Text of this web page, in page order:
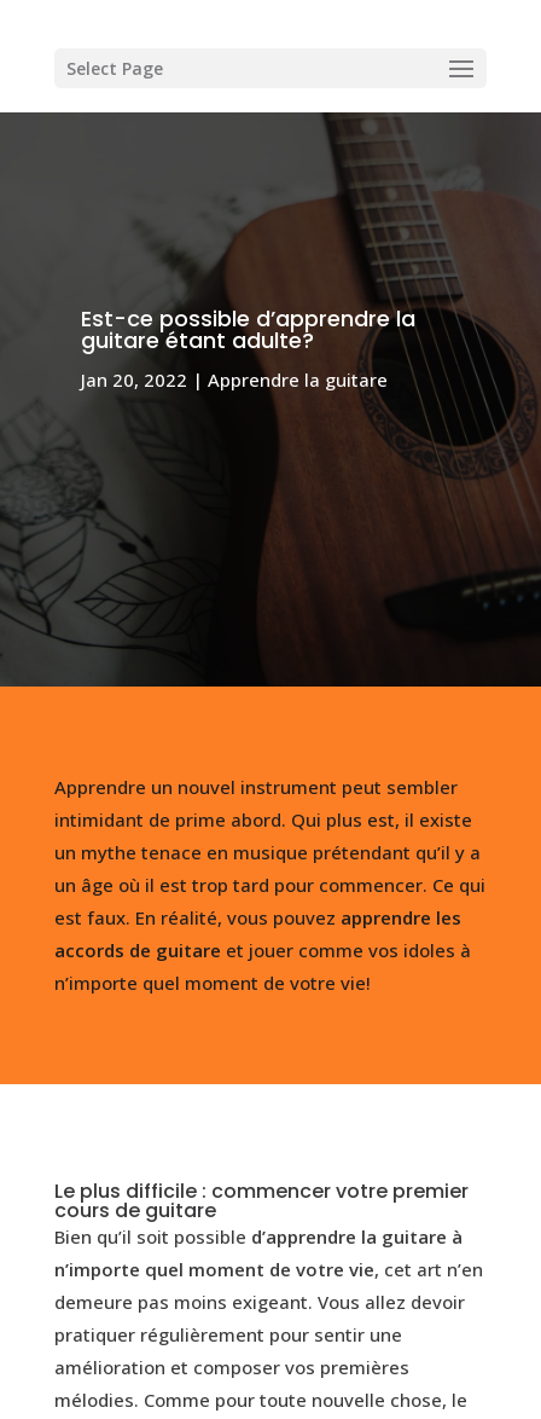
Select Page
Est-ce possible d’apprendre la
guitare étant adulte?
Jan 20, 2022 Apprendre la guitare
Apprendre un nouvel instrument peut sembler
intimidant de prime abord. Qui plus est, il existe
un mythe tenace en musique prétendant qu’il y a
un âge où il est trop tard pour commencer. Ce qui
est faux. En réalité, vous pouvez apprendre les
accords de guitare et jouer comme vos idoles à
n’importe quel moment de votre vie!
Le plus difficile : commencer votre premier
cours de guitare
Bien qu’il soit possible d’apprendre la guitare à
n’importe quel moment de votre vie, cet art n’en
demeure pas moins exigeant. Vous allez devoir
pratiquer régulièrement pour sentir une
amélioration et composer vos premières
mélodies. Comme pour toute nouvelle chose, le